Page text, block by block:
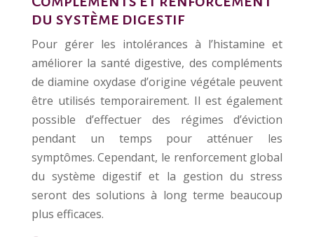
du système digestif
Pour gérer les intolérances à l’histamine et
améliorer la santé digestive, des compléments
de diamine oxydase d’origine végétale peuvent
être utilisés temporairement. Il est également
possible d’effectuer des régimes d’éviction
pendant un temps pour atténuer les
symptômes. Cependant, le renforcement global
du système digestif et la gestion du stress
seront des solutions à long terme beaucoup
plus efficaces.